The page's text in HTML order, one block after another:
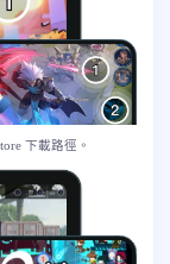
下載路徑。